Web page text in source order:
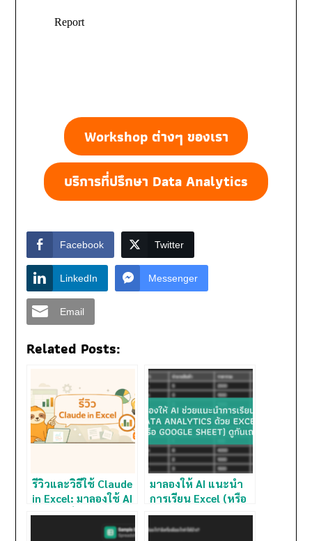
Workshop ต่างๆ ของเรา
บริการที่ปรึกษา Data Analytics
Facebook Twitter
LinkedIn Messenger
Email
Related Posts:
รีวิวและวิธีใช้ Claude
in Excel: มาลองใช้ AI
วิเคราะห์ข้อมูลใน
Excel แบบง่ายๆ กัน
มาลองให้ AI แนะนำ
การเรียน Excel (หรือ
Google Sheet)
สำหรับมือใหม่ฝึก